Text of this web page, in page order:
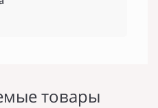
товары